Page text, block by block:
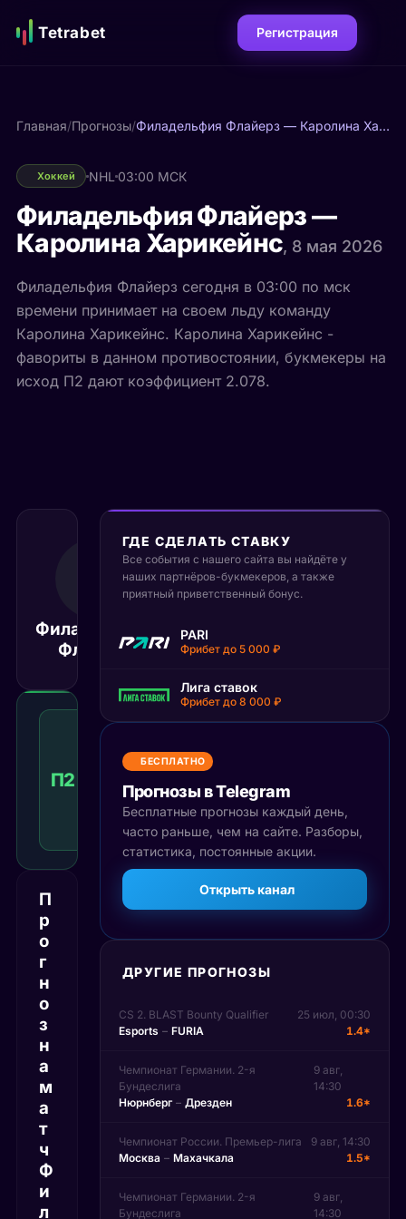
Tetrabet Регистрация
Главная/Прогнозы/ Филадельфия Флайерз — Каролина Харикейнс
Хоккей NHL 03:00 МСК
Филадельфия Флайерз —
Каролина Харикейнс, 8 мая 2026
Филадельфия Флайерз сегодня в 03:00 по мск
времени принимает на своем льду команду
Каролина Харикейнс. Каролина Харикейнс -
фавориты в данном противостоянии, букмекеры на
исход П2 дают коэффициент 2.078.
Филадельфия
Флайерз
8 мая 2026
03:00
П2 с ОТ
Победа
с
учетом
доп.
времени
Рекомендуемая
ставка
П
р
о
г
н
о
з
н
а
м
а
т
ч
Ф
и
л
ГДЕ СДЕЛАТЬ СТАВКУ
Все события с нашего сайта вы найдёте у
наших партнёров-букмекеров, а также
приятный приветственный бонус.
PARI
Фрибет до 5 000 ₽
Лига ставок
Фрибет до 8 000 ₽
БЕСПЛАТНО
Прогнозы в Telegram
Бесплатные прогнозы каждый день,
часто раньше, чем на сайте. Разборы,
статистика, постоянные акции.
Открыть канал
ДРУГИЕ ПРОГНОЗЫ
CS 2. BLAST Bounty Qualifier
25 июл, 00:30
Esports – FURIA 1.4*
Чемпионат Германии. 2-я
Бундеслига
9 авг,
14:30
Нюрнберг – Дрезден 1.6*
Чемпионат России. Премьер-лига
9 авг, 14:30
Москва – Махачкала 1.5*
Чемпионат Германии. 2-я
Бундеслига
9 авг,
14:30